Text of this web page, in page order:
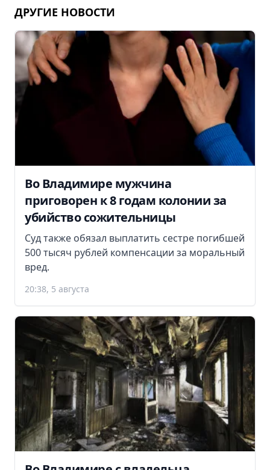
ДРУГИЕ НОВОСТИ
Во Владимире мужчина
приговорен к 8 годам колонии за
убийство сожительницы
Суд также обязал выплатить сестре погибшей
500 тысяч рублей компенсации за моральный
вред.
20:38, 5 августа